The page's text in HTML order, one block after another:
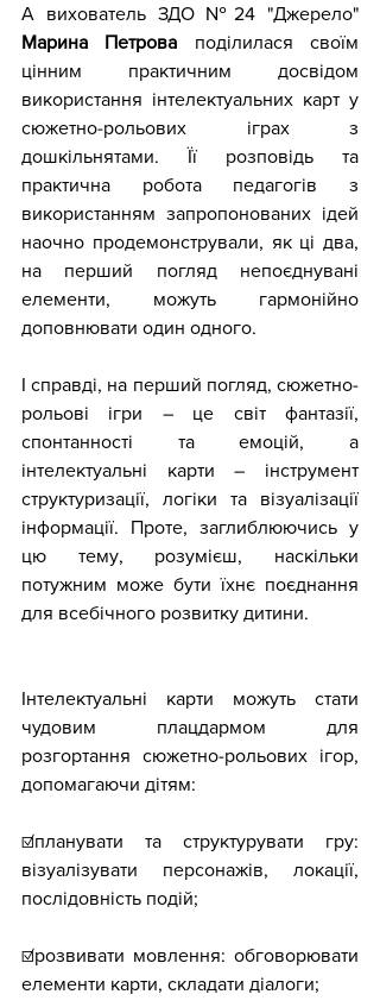
Марина Петрова поділилася своїм
цінним практичним досвідом
використання інтелектуальних карт у
сюжетно-рольових іграх з
дошкільнятами. Її розповідь та
практична робота педагогів з
використанням запропонованих ідей
наочно продемонстрували, як ці два,
на перший погляд непоєднувані
елементи, можуть гармонійно
доповнювати один одного.
І справді, на перший погляд, сюжетно-
рольові ігри – це світ фантазії,
спонтанності та емоцій, а
інтелектуальні карти – інструмент
структуризації, логіки та візуалізації
інформації. Проте, заглиблюючись у
цю тему, розумієш, наскільки
потужним може бути їхнє поєднання
для всебічного розвитку дитини.
Інтелектуальні карти можуть стати
чудовим плацдармом для
розгортання сюжетно-рольових ігор,
допомагаючи дітям:
☑️планувати та структурувати гру:
візуалізувати персонажів, локації,
послідовність подій;
☑️розвивати мовлення: обговорювати
елементи карти, складати діалоги;